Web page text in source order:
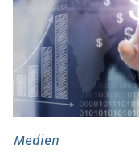
Medien